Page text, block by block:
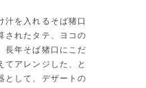
汁を入れるそば猪口
されたタテ、ヨコの
長年そば猪口にこだ
アレンジした、と
として、デザートの